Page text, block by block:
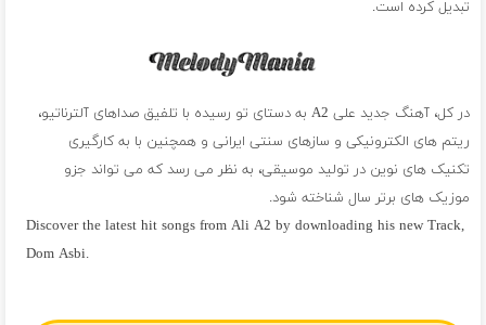
تبدیل کرده است.
در کل، آهنگ جدید علی A2 به دستای تو رسیده با تلفیق صداهای آلترناتیو،
ریتم های الکترونیکی و سازهای سنتی ایرانی و همچنین با به کارگیری
تکنیک های نوین در تولید موسیقی، به نظر می رسد که می تواند جزو
موزیک های برتر سال شناخته شود.
Discover the latest hit songs from Ali A2 by downloading his new Track,
Dom Asbi.